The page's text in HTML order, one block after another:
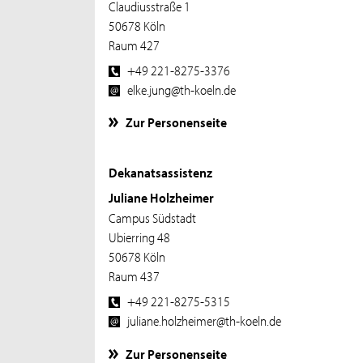
Claudiusstraße 1
50678 Köln
Raum 427
+49 221-8275-3376
elke.jung@th-koeln.de
Zur Personenseite
Dekanatsassistenz
Juliane Holzheimer
Campus Südstadt
Ubierring 48
50678 Köln
Raum 437
+49 221-8275-5315
juliane.holzheimer@th-koeln.de
Zur Personenseite